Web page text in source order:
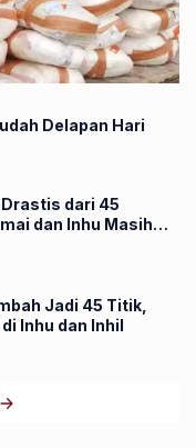
Delapan Hari
dari 45
dan Inhu Masih
Jadi 45 Titik,
Inhu dan Inhil